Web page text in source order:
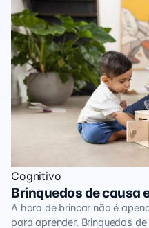
Cognitivo
Brinquedos de causa
A hora de brincar não é
para aprender. Brinquedos